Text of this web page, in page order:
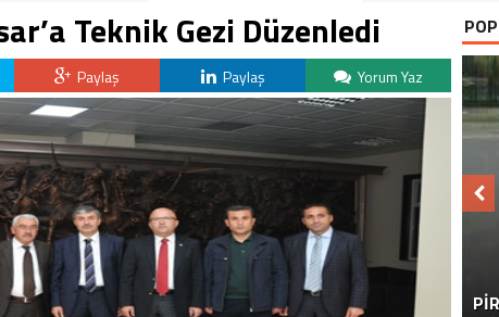
Teknik Gezi Düzenledi
Paylaş Paylaş Yorum Yaz